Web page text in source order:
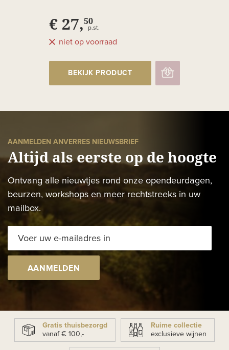
€ 27,50
p.st.
niet op voorraad
BEKIJK PRODUCT
AANMELDEN ANVERRES NIEUWSBRIEF
Altijd als eerste op de hoogte
Ontvang alle nieuwtjes rond onze opendeurdagen,
beurzen, workshops en meer rechtstreeks in uw
mailbox.
AANMELDEN
Gratis thuisbezorgd
vanaf € 100,-
Ruime collectie
exclusieve wijnen